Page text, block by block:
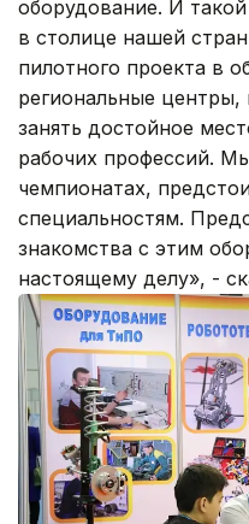
оборудование. И
в столице нашей
пилотного проекта в
региональные
занять достойное
рабочих профессий.
чемпионатах,
специальностям.
знакомства с этим
настоящему делу», -